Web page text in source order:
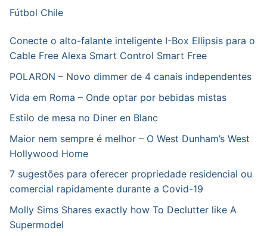
Fútbol Chile
Conecte o alto-falante inteligente I-Box Ellipsis para o
Cable Free Alexa Smart Control Smart Free
POLARON – Novo dimmer de 4 canais independentes
Vida em Roma – Onde optar por bebidas mistas
Estilo de mesa no Diner en Blanc
Maior nem sempre é melhor – O West Dunham’s West
Hollywood Home
7 sugestões para oferecer propriedade residencial ou
comercial rapidamente durante a Covid-19
Molly Sims Shares exactly how To Declutter like A
Supermodel